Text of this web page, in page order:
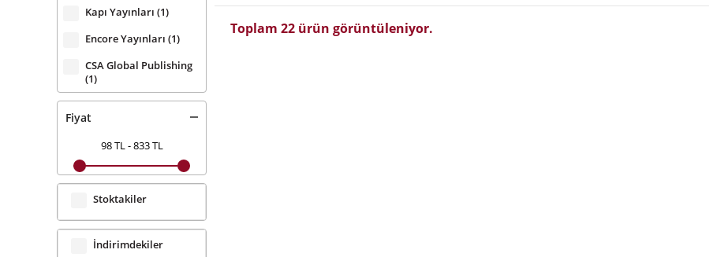
Kapı Yayınları (1)
Encore Yayınları (1)
CSA Global Publishing
(1)
Ceres Yayınları(1)
Mona Kitap
LA KİTAP(1)
Arıtan Yayınevi
Fiyat
98 TL-833 TL
Stoktakiler
İndirimdekiler
Toplam 22 ürün görüntüleniyor.